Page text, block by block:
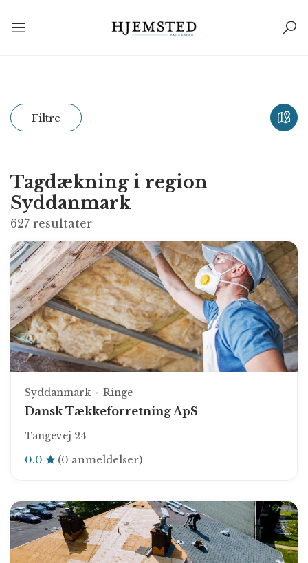
Filtre
Tagdækning i region
Syddanmark
627 resultater
Syddanmark Ringe
Dansk Tækkeforretning ApS
Tangevej 24
0.0 (0 anmeldelser)